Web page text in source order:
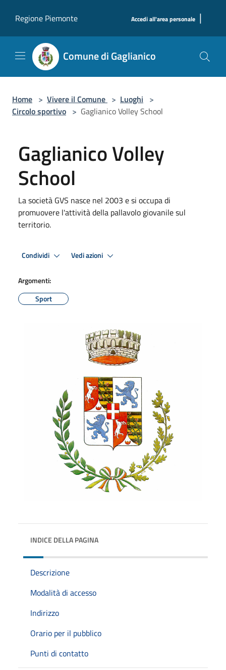
Regione Piemonte
Accedi all'area personale |
Comune di Gaglianico
Home > Vivere il Comune > Luoghi >
Circolo sportivo > Gaglianico Volley School
Gaglianico Volley
School
La società GVS nasce nel 2003 e si occupa di
promuovere l'attività della pallavolo giovanile sul
territorio.
Condividi Vedi azioni
Argomenti:
Sport
INDICE DELLA PAGINA
Descrizione
Modalità di accesso
Indirizzo
Orario per il pubblico
Punti di contatto